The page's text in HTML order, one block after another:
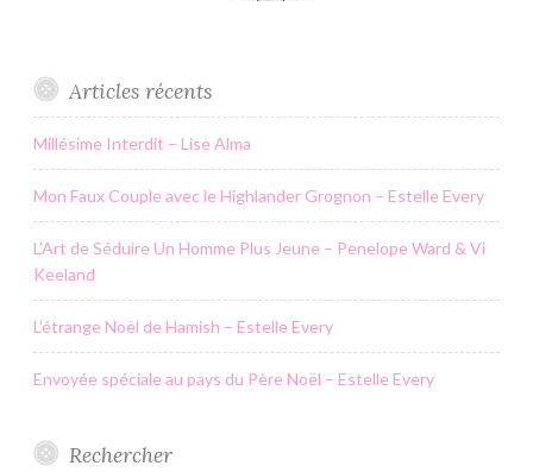
Articles récents
Millésime Interdit – Lise Alma
Mon Faux Couple avec le Highlander Grognon – Estelle Every
L’Art de Séduire Un Homme Plus Jeune – Penelope Ward & Vi
Keeland
L’étrange Noël de Hamish – Estelle Every
Envoyée spéciale au pays du Père Noël – Estelle Every
Rechercher